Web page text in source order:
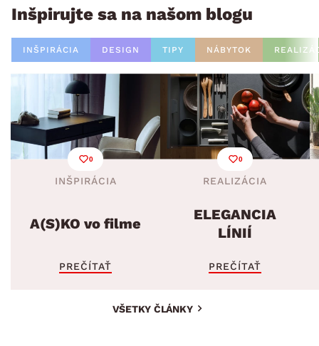
Inšpirujte sa na našom blogu
INŠPIRÁCIA DESIGN TIPY NÁBYTOK
0
INŠPIRÁCIA
A(S)KO vo filme
PREČÍTAŤ
0
REALIZÁCIA
ELEGANCIA
LÍNIÍ
PREČÍTAŤ
VŠETKY ČLÁNKY